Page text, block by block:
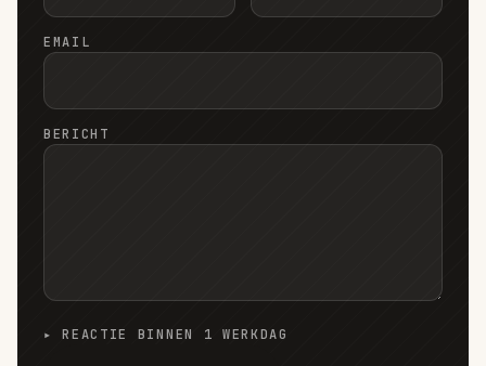
EMAIL
BERICHT
▸ REACTIE BINNEN 1 WERKDAG